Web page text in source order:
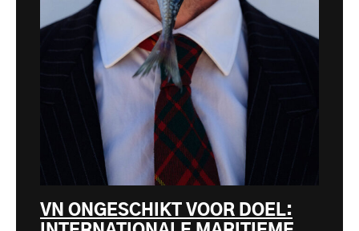
VN ONGESCHIKT VOOR DOEL: